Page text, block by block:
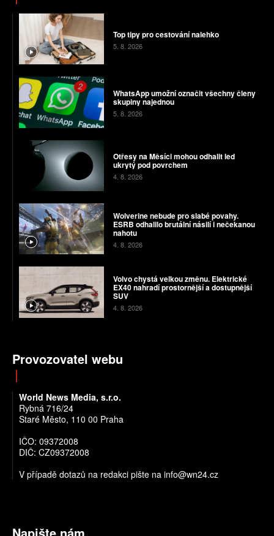
Top tipy pro cestování nalehko
5. 8. 2026
WhatsApp umožní označit všechny členy
skupiny najednou
5. 8. 2026
Otřesy na Měsíci mohou odhalit led
ukrytý pod povrchem
4. 8. 2026
Wolverine nebude pro slabé povahy.
ESRB odhalilo brutální násilí i nečekanou
nahotu
4. 8. 2026
Volvo chystá velkou změnu. Elektrické
EX40 nahradí prostornější a dostupnější
SUV
4. 8. 2026
Provozovatel webu
World News Media, s.r.o.
Rybná 716/24
Staré Město, 110 00 Praha
IČO: 09372008
DIČ: CZ09372008
V případě dotazů na redakci pište na info@wn24.cz